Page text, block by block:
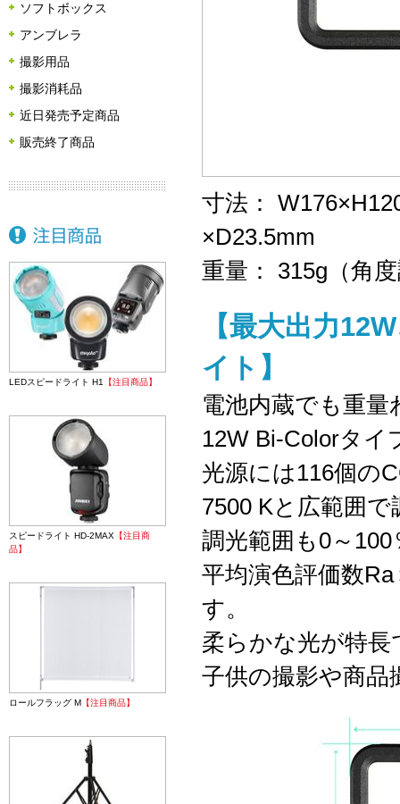
寸法：
×D23.5mm
重量： 315g（角
【最大出力
イト】
電池内蔵でも重量
12W Bi-Colorタイ
光源には116個の
7500 Kと広範囲
調光範囲も0～
平均演色評価数
す。
柔らかな光が特
子供の撮影や商
ソフトボックス
アンブレラ
撮影用品
撮影消耗品
近日発売予定商品
販売終了商品
LEDスピードライト H1 【注目商品】
スピードライト HD-2MAX 【注目商
品】
ロールフラッグ M 【注目商品】